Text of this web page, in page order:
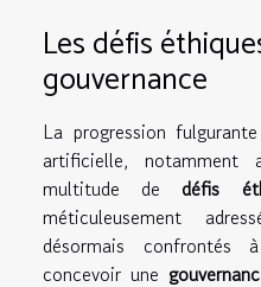
Les défis
gouvernance
La progression
artificielle, notamment
multitude de défis
méticuleusement
désormais
concevoir une